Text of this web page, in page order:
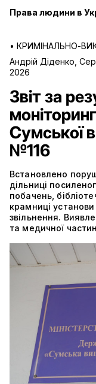
Права людини в
• КРИМІНАЛЬНО-
Андрій Діденко,
2026
Звіт за
Сумської
№116
Встановлено
дільниці
побачень,
крамниці
звільнення.
та медичної